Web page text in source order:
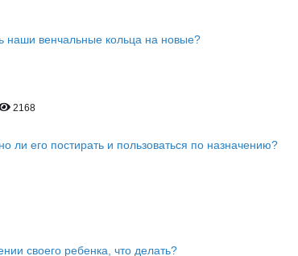
наши венчальные кольца на новые?
2168
его постирать и пользоваться по назначению?
своего ребенка, что делать?